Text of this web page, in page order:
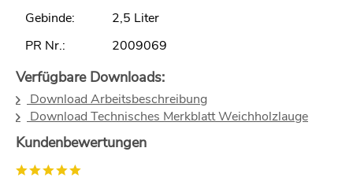
Gebinde:
2,5 Liter
PR Nr.:
2009069
Verfügbare Downloads:
Download Arbeitsbeschreibung
Download Technisches Merkblatt Weichholzlauge
Kundenbewertungen